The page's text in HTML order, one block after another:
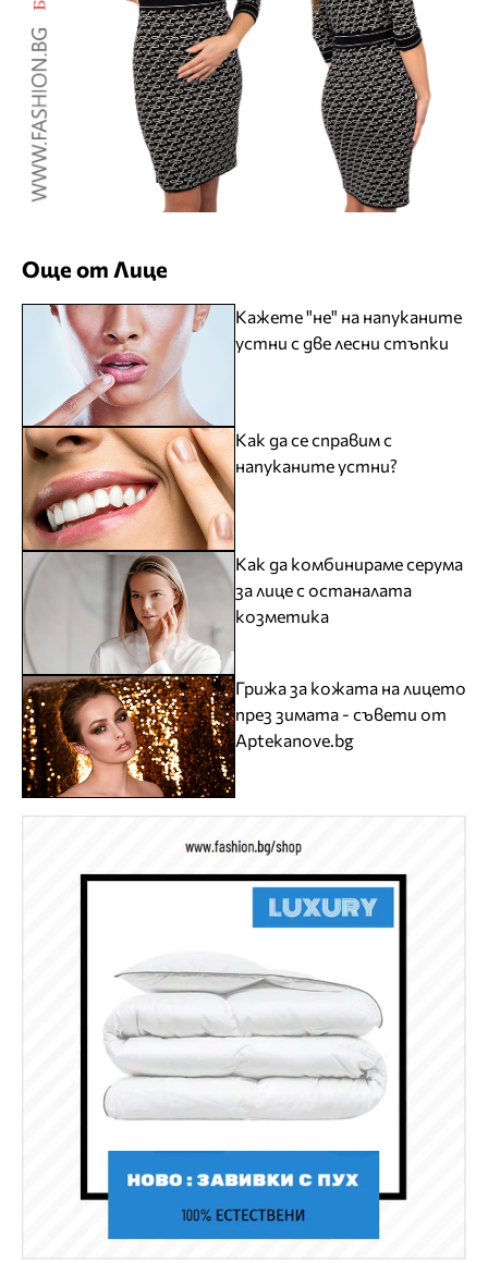
Още от Лице
Кажете "не" на напуканите
устни с две лесни стъпки
Как да се справим с
напуканите устни?
Как да комбинираме серума
за лице с останалата
козметика
Грижа за кожата на лицето
през зимата - съвети от
Aptekanove.bg